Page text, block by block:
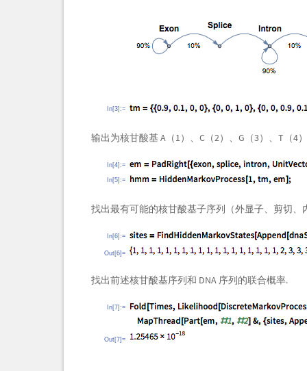
In[3]:=
输出为核甘酸基 A（1）、C（2）、G（3）、T（4
In[4]:=
In[5]:=
找出最有可能的核甘酸基子序列（外显子、剪切、
In[6]:=
Out[6]=
找出前述核甘酸基序列和 DNA 序列的联合概率.
In[7]:=
Out[7]=